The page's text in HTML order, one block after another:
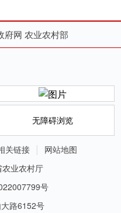
府网 农业农村部
无障碍浏览
关链接
网站地图
业农村厅
号
路6152号